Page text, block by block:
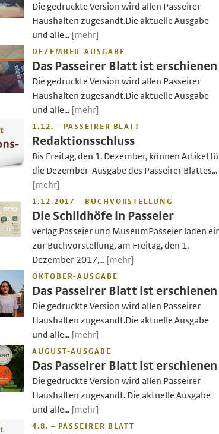
Die gedruckte Version wird allen Passeirer
Haushalten zugesandt.Die aktuelle Ausgabe
und alle... [mehr]
DEZEMBER-AUSGABE
Das Passeirer Blatt ist erschienen
Die gedruckte Version wird allen Passeirer
Haushalten zugesandt.Die aktuelle Ausgabe
und alle... [mehr]
1.12. – PASSEIRER BLATT
Redaktionsschluss
Bis Freitag, den 1. Dezember, können Artikel
die Dezember-Ausgabe des Passeirer Blattes...
[mehr]
1.12.2017 – BUCHVORSTELLUNG
Die Schildhöfe in Passeier
verlag.Passeier und MuseumPasseier laden
zur Buchvorstellung, am Freitag, den 1.
Dezember 2017,... [mehr]
OKTOBER-AUSGABE
Das Passeirer Blatt ist erschienen
Die gedruckte Version wird allen Passeirer
Haushalten zugesandt.Die aktuelle Ausgabe
und alle... [mehr]
AUGUST-AUSGABE
Das Passeirer Blatt ist erschienen
Die gedruckte Version wird allen Passeirer
Haushalten zugesandt. Die aktuelle Ausgabe
und alle... [mehr]
4.8. – PASSEIRER BLATT